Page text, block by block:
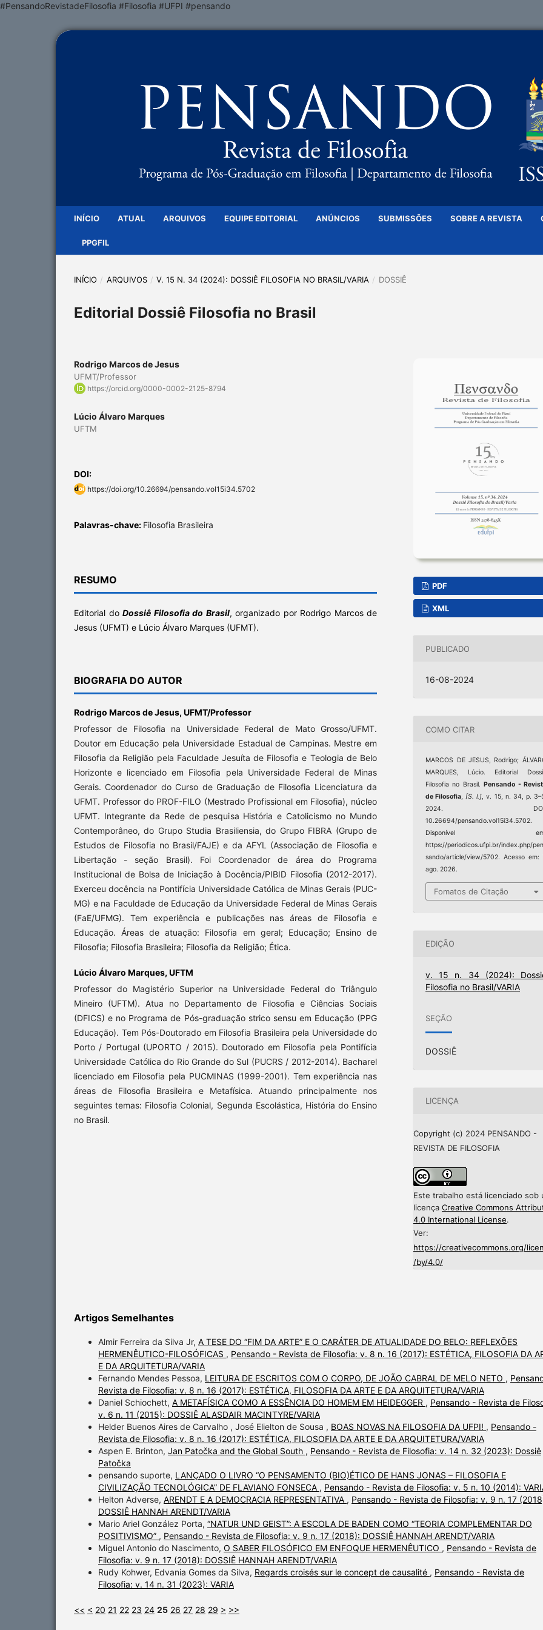
#PensandoRevistadeFilosofia #Filosofia #UFPI #pensando
INÍCIO ATUAL ARQUIVOS EQUIPE EDITORIAL ANÚNCIOS SUBMISSÕES SOBRE A REVISTA
PPGFIL
INÍCIO / ARQUIVOS / V. 15 N. 34 (2024): DOSSIÊ FILOSOFIA NO BRASIL/VARIA / DOSSIÊ
Editorial Dossiê Filosofia no Brasil
Rodrigo Marcos de Jesus
UFMT/Professor
https://orcid.org/0000-0002-2125-8794
Lúcio Álvaro Marques
UFTM
DOI:
https://doi.org/10.26694/pensando.vol15i34.5702
Palavras-chave: Filosofia Brasileira
RESUMO
Editorial do Dossiê Filosofia do Brasil, organizado por Rodrigo Marcos de
Jesus (UFMT) e Lúcio Álvaro Marques (UFMT).
BIOGRAFIA DO AUTOR
Rodrigo Marcos de Jesus, UFMT/Professor
Professor de Filosofia na Universidade Federal de Mato Grosso/UFMT.
Doutor em Educação pela Universidade Estadual de Campinas. Mestre em
Filosofia da Religião pela Faculdade Jesuíta de Filosofia e Teologia de Belo
Horizonte e licenciado em Filosofia pela Universidade Federal de Minas
Gerais. Coordenador do Curso de Graduação de Filosofia Licenciatura da
UFMT. Professor do PROF-FILO (Mestrado Profissional em Filosofia), núcleo
UFMT. Integrante da Rede de pesquisa História e Catolicismo no Mundo
Contemporâneo, do Grupo Studia Brasiliensia, do Grupo FIBRA (Grupo de
Estudos de Filosofia no Brasil/FAJE) e da AFYL (Associação de Filosofia e
Libertação - seção Brasil). Foi Coordenador de área do Programa
Institucional de Bolsa de Iniciação à Docência/PIBID Filosofia (2012-2017).
Exerceu docência na Pontifícia Universidade Católica de Minas Gerais (PUC-
MG) e na Faculdade de Educação da Universidade Federal de Minas Gerais
(FaE/UFMG). Tem experiência e publicações nas áreas de Filosofia e
Educação. Áreas de atuação: Filosofia em geral; Educação; Ensino de
Filosofia; Filosofia Brasileira; Filosofia da Religião; Ética.
Lúcio Álvaro Marques, UFTM
Professor do Magistério Superior na Universidade Federal do Triângulo
Mineiro (UFTM). Atua no Departamento de Filosofia e Ciências Sociais
(DFICS) e no Programa de Pós-graduação strico sensu em Educação (PPG
Educação). Tem Pós-Doutorado em Filosofia Brasileira pela Universidade do
Porto / Portugal (UPORTO / 2015). Doutorado em Filosofia pela Pontifícia
Universidade Católica do Rio Grande do Sul (PUCRS / 2012-2014). Bacharel
licenciado em Filosofia pela PUCMINAS (1999-2001). Tem experiência nas
áreas de Filosofia Brasileira e Metafísica. Atuando principalmente nos
seguintes temas: Filosofia Colonial, Segunda Escolástica, História do Ensino
no Brasil.
PDF
XML
PUBLICADO
16-08-2024
COMO CITAR
MARCOS DE JESUS, Rodrigo;
MARQUES, Lúcio. Editorial
Filosofia no Brasil.Pensando -
de Filosofia,[S. l.], v. 15, n. 34, p.
2024.
10.26694/pensando.vol15i34.5702.
Disponível
https://periodicos.ufpi.br/index.php/pen
sando/article/view/5702. Acesso em:
ago. 2026.
Fomatos de Citação
EDIÇÃO
v. 15 n. 34 (2024):
Filosofia no Brasil/VARIA
SEÇÃO
DOSSIÊ
LICENÇA
Copyright (c) 2024 PENSANDO -
REVISTA DE FILOSOFIA
Este trabalho está licenciado sob
licença Creative Commons
4.0 International License.
Ver:
https://creativecommons.org/
/by/4.0/
Artigos Semelhantes
Almir Ferreira da Silva Jr, A TESE DO “FIM DA ARTE” E O CARÁTER DE ATUALIDADE DO BELO: REFLEXÕES
HERMENÊUTICO-FILOSÓFICAS , Pensando - Revista de Filosofia: v. 8 n. 16 (2017): ESTÉTICA, FILOSOFIA DA
E DA ARQUITETURA/VARIA
Fernando Mendes Pessoa, LEITURA DE ESCRITOS COM O CORPO, DE JOÃO CABRAL DE MELO NETO ,
Revista de Filosofia: v. 8 n. 16 (2017): ESTÉTICA, FILOSOFIA DA ARTE E DA ARQUITETURA/VARIA
Daniel Schiochett, A METAFÍSICA COMO A ESSÊNCIA DO HOMEM EM HEIDEGGER , Pensando - Revista de
v. 6 n. 11 (2015): DOSSIÊ ALASDAIR MACINTYRE/VARIA
Helder Buenos Aires de Carvalho , José Elielton de Sousa , BOAS NOVAS NA FILOSOFIA DA UFPI! , Pensando -
Revista de Filosofia: v. 8 n. 16 (2017): ESTÉTICA, FILOSOFIA DA ARTE E DA ARQUITETURA/VARIA
Aspen E. Brinton, Jan Patočka and the Global South , Pensando - Revista de Filosofia: v. 14 n. 32 (2023): Dossiê
Patočka
pensando suporte, LANÇADO O LIVRO “O PENSAMENTO (BIO)ÉTICO DE HANS JONAS – FILOSOFIA E
CIVILIZAÇÃO TECNOLÓGICA” DE FLAVIANO FONSECA , Pensando - Revista de Filosofia: v. 5 n. 10 (2014):
Helton Adverse, ARENDT E A DEMOCRACIA REPRESENTATIVA , Pensando - Revista de Filosofia: v. 9 n. 17
DOSSIÊ HANNAH ARENDT/VARIA
Mario Ariel González Porta, “NATUR UND GEIST”: A ESCOLA DE BADEN COMO “TEORIA COMPLEMENTAR DO
POSITIVISMO” , Pensando - Revista de Filosofia: v. 9 n. 17 (2018): DOSSIÊ HANNAH ARENDT/VARIA
Miguel Antonio do Nascimento, O SABER FILOSÓFICO EM ENFOQUE HERMENÊUTICO , Pensando - Revista de
Filosofia: v. 9 n. 17 (2018): DOSSIÊ HANNAH ARENDT/VARIA
Rudy Kohwer, Edvania Gomes da Silva, Regards croisés sur le concept de causalité , Pensando - Revista de
Filosofia: v. 14 n. 31 (2023): VARIA
<< < 20 21 22 23 24 25 26 27 28 29 > >>